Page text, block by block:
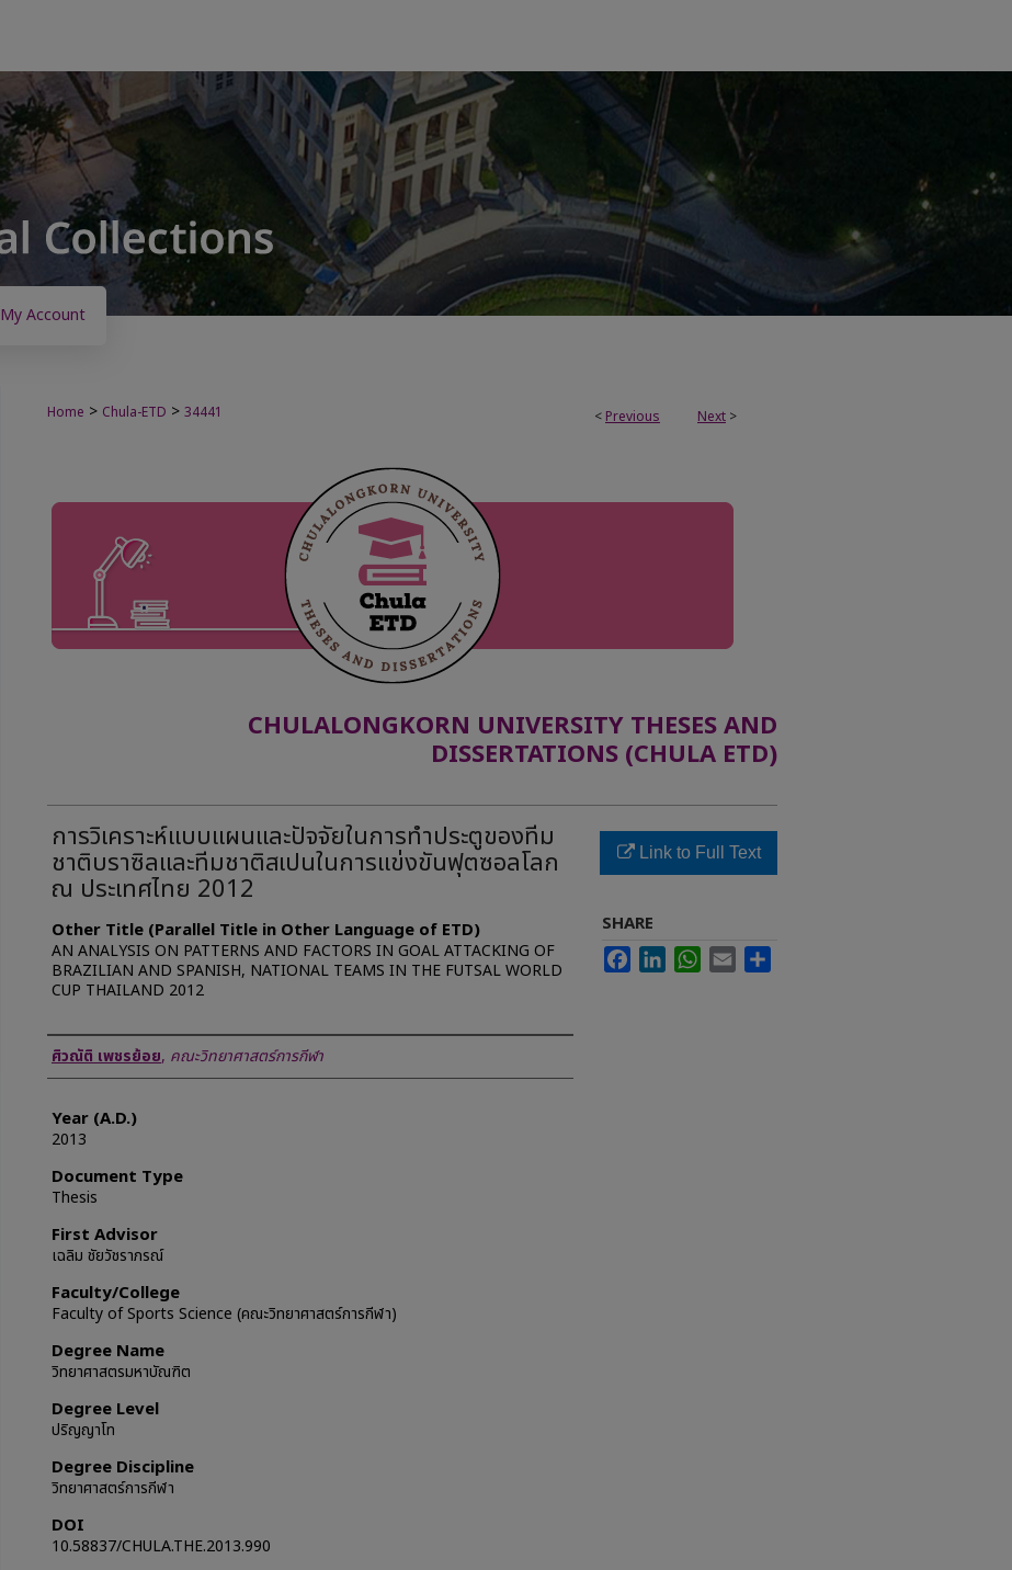
My Account
< Previous Next >
Home > Chula-ETD > 34441
CHULALONGKORN UNIVERSITY THESES AND
DISSERTATIONS (CHULA ETD)
การวิเคราะห์แบบแผนและปัจจัยในการทำประตูของทีม
ชาติบราซิลและทีมชาติสเปนในการแข่งขันฟุตซอลโลก
ณ ประเทศไทย 2012
Other Title (Parallel Title in Other Language of ETD)
AN ANALYSIS ON PATTERNS AND FACTORS IN GOAL ATTACKING OF
BRAZILIAN AND SPANISH, NATIONAL TEAMS IN THE FUTSAL WORLD
CUP THAILAND 2012
Author
ศิวณัติ เพชรย้อย, คณะวิทยาศาสตร์การกีฬา
Year (A.D.)
2013
Document Type
Thesis
First Advisor
เฉลิม ชัยวัชราภรณ์
Faculty/College
Faculty of Sports Science (คณะวิทยาศาสตร์การกีฬา)
Degree Name
วิทยาศาสตรมหาบัณฑิต
Degree Level
ปริญญาโท
Degree Discipline
วิทยาศาสตร์การกีฬา
DOI
10.58837/CHULA.THE.2013.990
Link to Full Text
SHARE
FacebookLinkedInWhatsApp
Email